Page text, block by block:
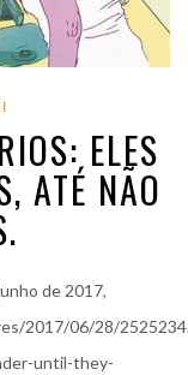
ELES
ATÉ NÃO
de 2017,
2017/06/28/
until-they-